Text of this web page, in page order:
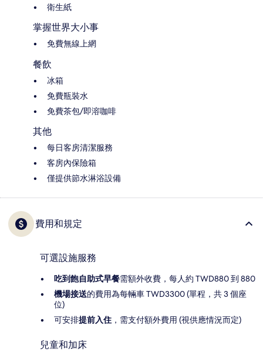
衛生紙
掌握世界大小事
免費無線上網
餐飲
冰箱
免費瓶裝水
免費茶包/即溶咖啡
其他
每日客房清潔服務
客房內保險箱
僅提供節水淋浴設備
費用和規定
可選設施服務
吃到飽自助式早餐需額外收費，每人約 TWD880 到 880
機場接送的費用為每輛車 TWD3300 (單程，共 3 個座
位)
可安排提前入住 ，需支付額外費用 (視供應情況而定)
兒童和加床